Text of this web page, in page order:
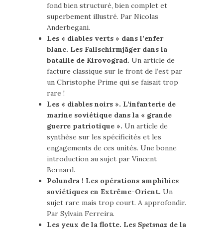
fond bien structuré, bien complet et
superbement illustré. Par Nicolas
Anderbegani.
Les « diables verts » dans l’enfer
blanc. Les Fallschirmjäger dans la
bataille de Kirovograd. Un article de
facture classique sur le front de l’est par
un Christophe Prime qui se faisait trop
rare !
Les « diables noirs ». L’infanterie de
marine soviétique dans la « grande
guerre patriotique ». Un article de
synthèse sur les spécificités et les
engagements de ces unités. Une bonne
introduction au sujet par Vincent
Bernard.
Polundra ! Les opérations amphibies
soviétiques en Extrême-Orient. Un
sujet rare mais trop court. A approfondir.
Par Sylvain Ferreira.
Les yeux de la flotte. Les Spetsnaz de la